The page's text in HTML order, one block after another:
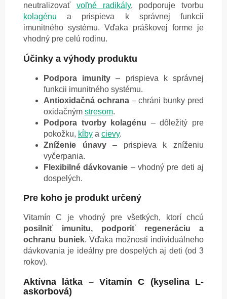
neutralizovať voľné radikály, podporuje tvorbu
kolagénu a prispieva k správnej funkcii
imunitného systému. Vďaka práškovej forme je
vhodný pre celú rodinu.
Účinky a výhody produktu
Podpora imunity – prispieva k správnej
funkcii imunitného systému.
Antioxidačná ochrana– chráni bunky pred
oxidačným stresom.
Podpora tvorby kolagénu – dôležitý pre
pokožku, kĺby a cievy.
Zníženie únavy– prispieva k zníženiu
vyčerpania.
Flexibilné dávkovanie – vhodný pre deti aj
dospelých.
Pre koho je produkt určený
Vitamín C je vhodný pre všetkých, ktorí chcú
posilniť imunitu, podporiť regeneráciu a
ochranu buniek. Vďaka možnosti individuálneho
dávkovania je ideálny pre dospelých aj deti (od 3
rokov).
Aktívna látka – Vitamín C (kyselina L-
askorbová)